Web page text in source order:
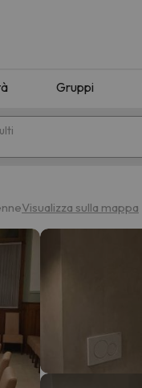
Gruppi
Visualizza sulla mappa